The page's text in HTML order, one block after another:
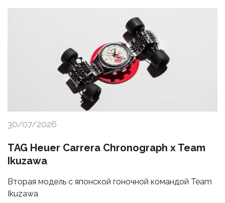
30/07/2026
TAG Heuer Carrera Chronograph x Team
Ikuzawa
Вторая модель с японской гоночной командой Team
Ikuzawa